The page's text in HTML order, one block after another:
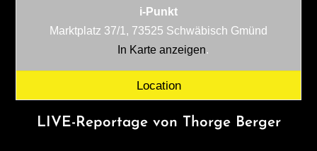
i-Punkt
Marktplatz 37/1, 73525 Schwäbisch Gmünd
In Karte anzeigen.
Location
LIVE-Reportage von Thorge Berger